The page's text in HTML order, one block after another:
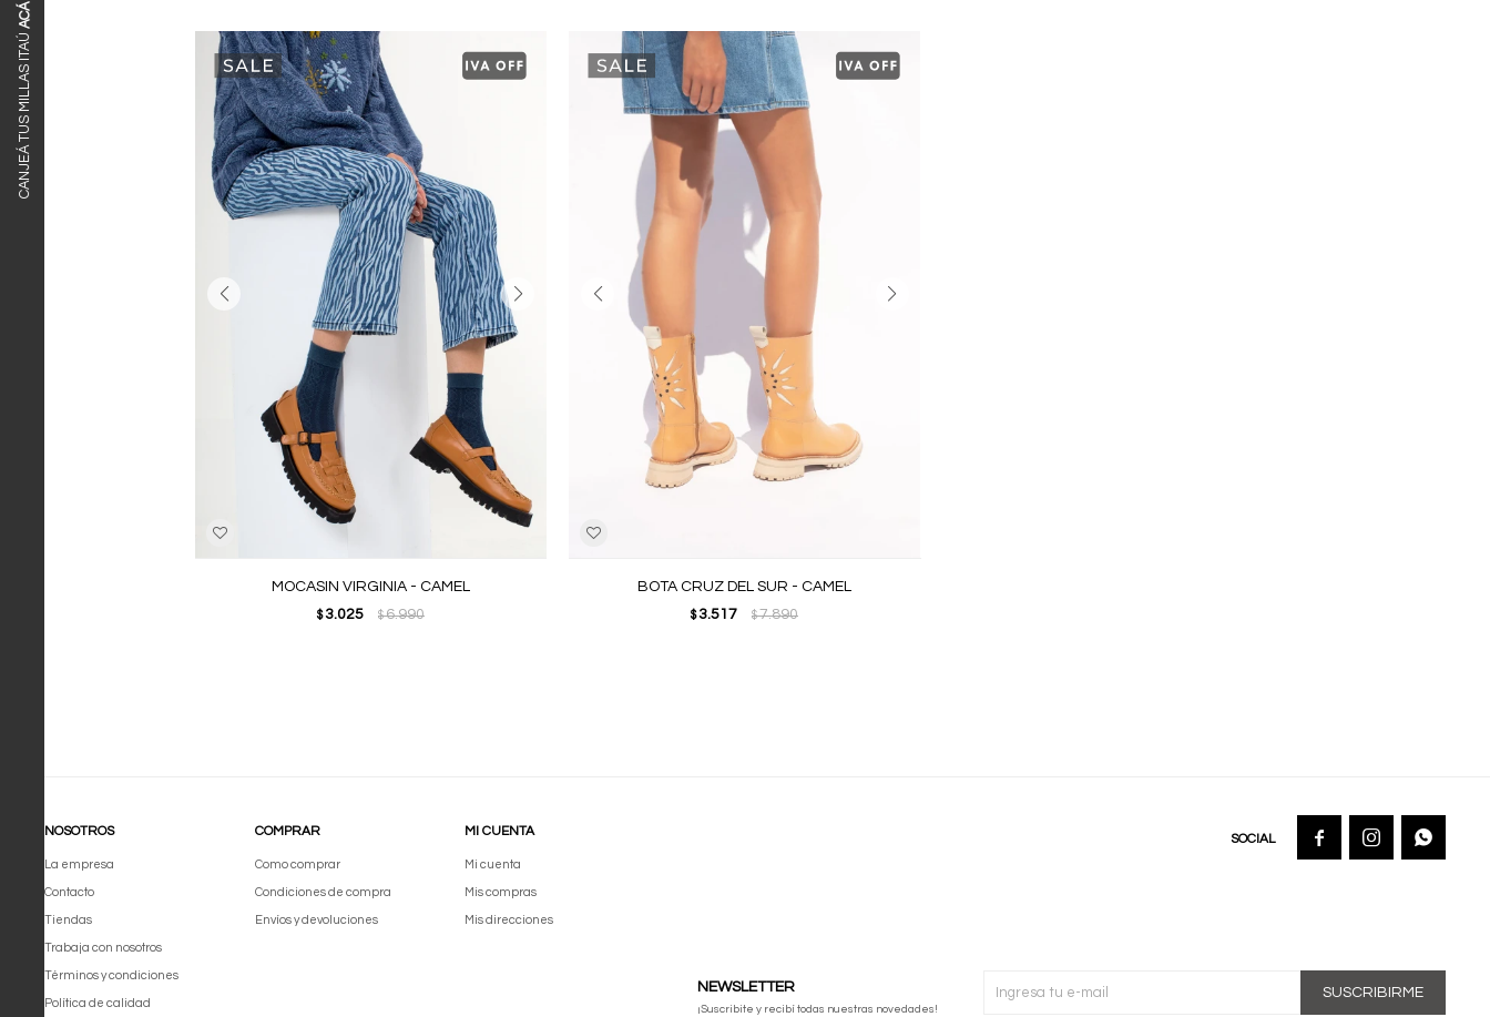
CANJEÁ TUS MILLAS ITAÚ
ACÁ
MOCASIN VIRGINIA - CAMEL
$3.025 $6.990
BOTA CRUZ DEL SUR - CAMEL
$3.517 $7.890
NOSOTROS
La empresa
Contacto
Tiendas
Trabaja con nosotros
Términos y condiciones
Política de calidad
COMPRAR
Como comprar
Condiciones de compra
Envíos y devoluciones
MI CUENTA
Mi cuenta
Mis compras
Mis direcciones
NEWSLETTER
¡Suscribite y recibí todas nuestras novedades!
SUSCRIBIRME
  